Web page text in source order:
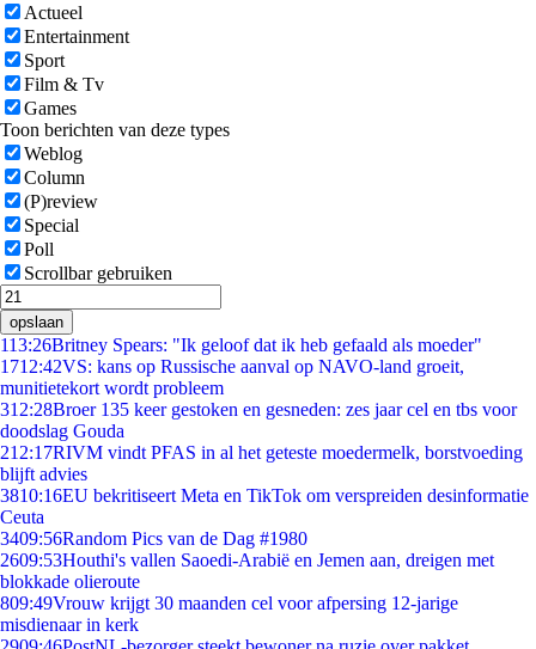
Actueel
Entertainment
Sport
Film & Tv
Games
Toon berichten van deze types
Weblog
Column
(P)review
Special
Poll
Scrollbar gebruiken
opslaan
113:26Britney Spears: "Ik geloof dat ik heb gefaald als moeder"
1712:42VS: kans op Russische aanval op NAVO-land groeit,
munitietekort wordt probleem
312:28Broer 135 keer gestoken en gesneden: zes jaar cel en tbs voor
doodslag Gouda
212:17RIVM vindt PFAS in al het geteste moedermelk, borstvoeding
blijft advies
3810:16EU bekritiseert Meta en TikTok om verspreiden desinformatie
Ceuta
3409:56Random Pics van de Dag #1980
2609:53Houthi's vallen Saoedi-Arabië en Jemen aan, dreigen met
blokkade olieroute
809:49Vrouw krijgt 30 maanden cel voor afpersing 12-jarige
misdienaar in kerk